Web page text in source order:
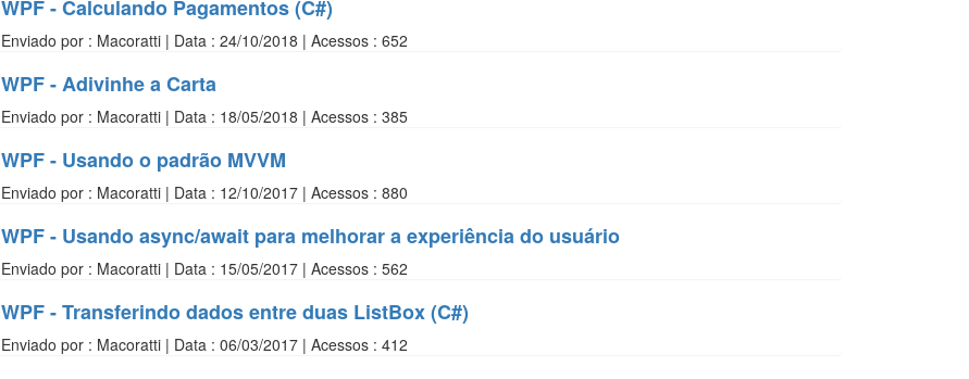
WPF - Calculando Pagamentos (C#)
Enviado por : Macoratti | Data : 24/10/2018 | Acessos : 652
WPF - Adivinhe a Carta
Enviado por : Macoratti | Data : 18/05/2018 | Acessos : 385
WPF - Usando o padrão MVVM
Enviado por : Macoratti | Data : 12/10/2017 | Acessos : 880
WPF - Usando async/await para melhorar a experiência do usuário
Enviado por : Macoratti | Data : 15/05/2017 | Acessos : 562
WPF - Transferindo dados entre duas ListBox (C#)
Enviado por : Macoratti | Data : 06/03/2017 | Acessos : 412